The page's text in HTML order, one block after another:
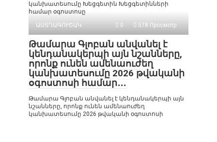
կանխատեսումը Խեցգետին Խեցգետինների
համար օգոստոսը
ԱՍՏՂԱԳՈՒՇԱԿ
0 578 Просмотр
Թամարա Գլոբան անվանել է
կենդանակերպի այն նշանները,
որոնք ունեն ամենաուժեղ
կանխատեսումը 2026 թվականի
օգոստոսի համար․․․
Թամարա Գլոբան անվանել է կենդանակերպի այն
նշանները, որոնք ունեն ամենաուժեղ
կանխատեսումը 2026 թվականի օգոստոսի